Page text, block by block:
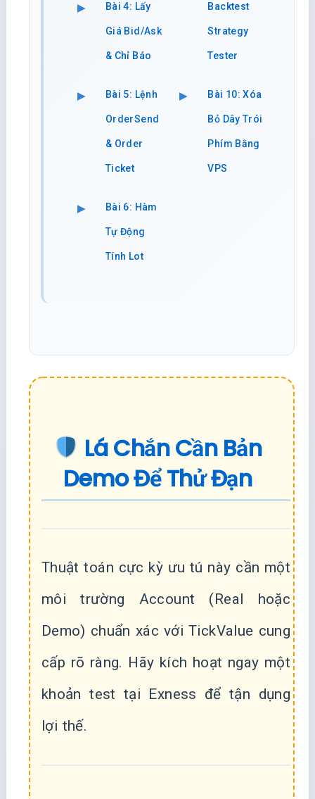
Bài 4: Lấy
Giá Bid/Ask
& Chỉ Báo
Bài 5: Lệnh
OrderSend
& Order
Ticket
Bài 6: Hàm
Tự Động
Tính Lot
Backtest
Strategy
Tester
Bài 10: Xóa
Bỏ Dây Trói
Phím Bằng
VPS
Lá Chắn Cần Bản
Demo Để Thử Đạn
Thuật toán cực kỳ ưu tú này cần một
môi trường Account (Real hoặc
Demo) chuẩn xác với TickValue cung
cấp rõ ràng. Hãy kích hoạt ngay một
khoản test tại Exness để tận dụng
lợi thế.